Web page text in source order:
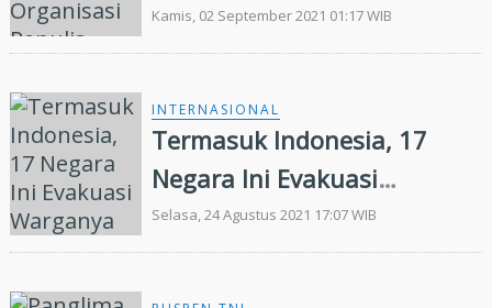
Penulis Satupena Pihak
Nasir Tamara
Kamis, 02 September 2021 01:17 WIB
INTERNASIONAL
Termasuk Indonesia, 17
Negara Ini Evakuasi
Warganya dari Afghanistan
Selasa, 24 Agustus 2021 17:07 WIB